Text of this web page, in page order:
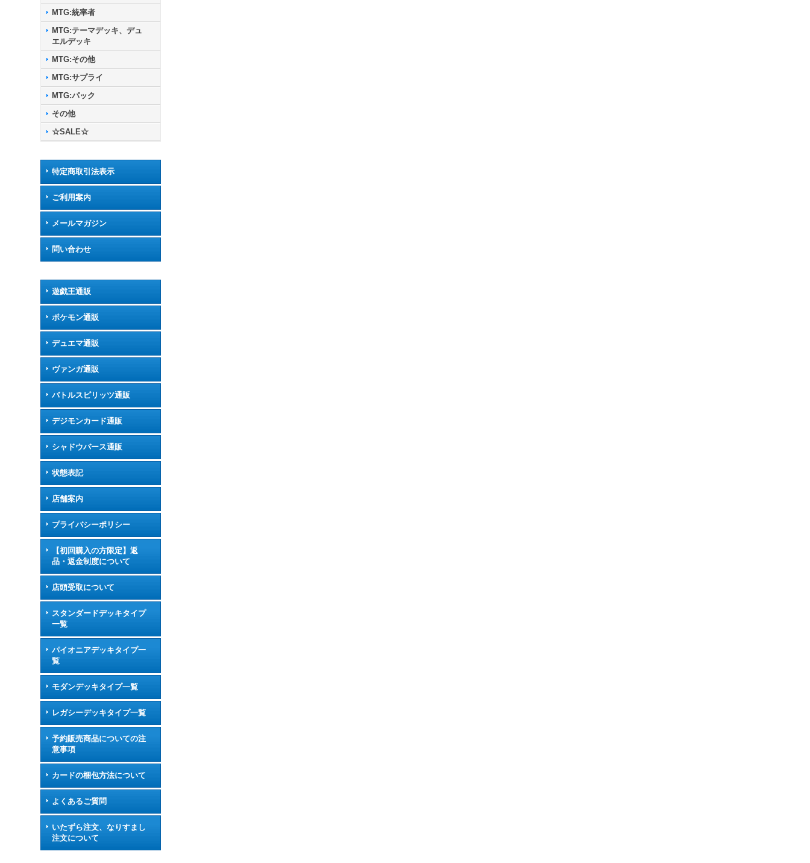
MTG:統率者
MTG:テーマデッキ、デュ
エルデッキ
MTG:その他
MTG:サプライ
MTG:パック
その他
☆SALE☆
特定商取引法表示
ご利用案内
メールマガジン
問い合わせ
遊戯王通販
ポケモン通販
デュエマ通販
ヴァンガ通販
バトルスピリッツ通販
デジモンカード通販
シャドウバース通販
状態表記
店舗案内
プライバシーポリシー
【初回購入の方限定】返
品・返金制度について
店頭受取について
スタンダードデッキタイプ
一覧
パイオニアデッキタイプ一
覧
モダンデッキタイプ一覧
レガシーデッキタイプ一覧
予約販売商品についての注
意事項
カードの梱包方法について
よくあるご質問
いたずら注文、なりすまし
注文について